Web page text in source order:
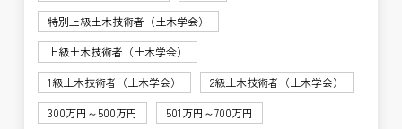
特別上級土木技術者（土木学会）
上級土木技術者（土木学会）
1級土木技術者（土木学会）
2級土木技術者（土木学会）
300万円～500万円
501万円～700万円